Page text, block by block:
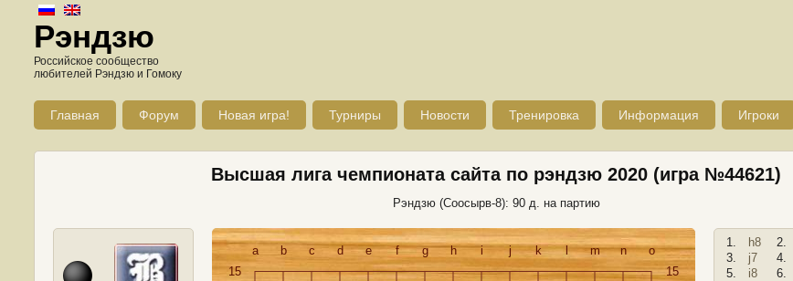
Рэндзю
Российское сообщество
любителей Рэндзю и Гомоку
Главная Форум Новая игра! Турниры Новости Тренировка Информация Игроки
Высшая лига чемпионата сайта по рэндзю 2020 (игра №44621)
Рэндзю (Соосырв-8): 90 д. на партию
a b c d e f g h i j k l m n
o
15
15
1. h8 2.
3.
j7 4.
5.
i8 6.